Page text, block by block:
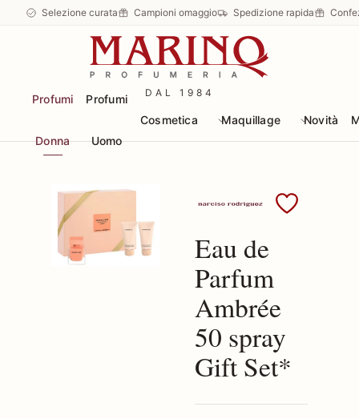
Selezione curata Campioni omaggio Spedizione rapida
DAL 1984
Profumi
Donna
Profumi
Uomo
Cosmetica Maquillage Novità
Scopri i prodotti
Eau de
Parfum
Ambrée
50 spray
Gift Set*